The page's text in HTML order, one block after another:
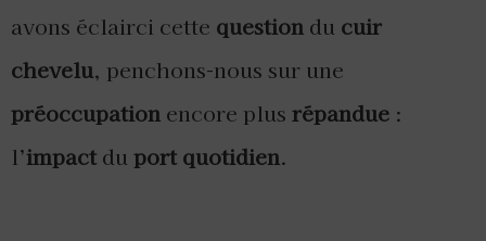
avons éclairci cette question du cuir
chevelu, penchons-nous sur une
préoccupation encore plus répandue :
l’impact du port quotidien.